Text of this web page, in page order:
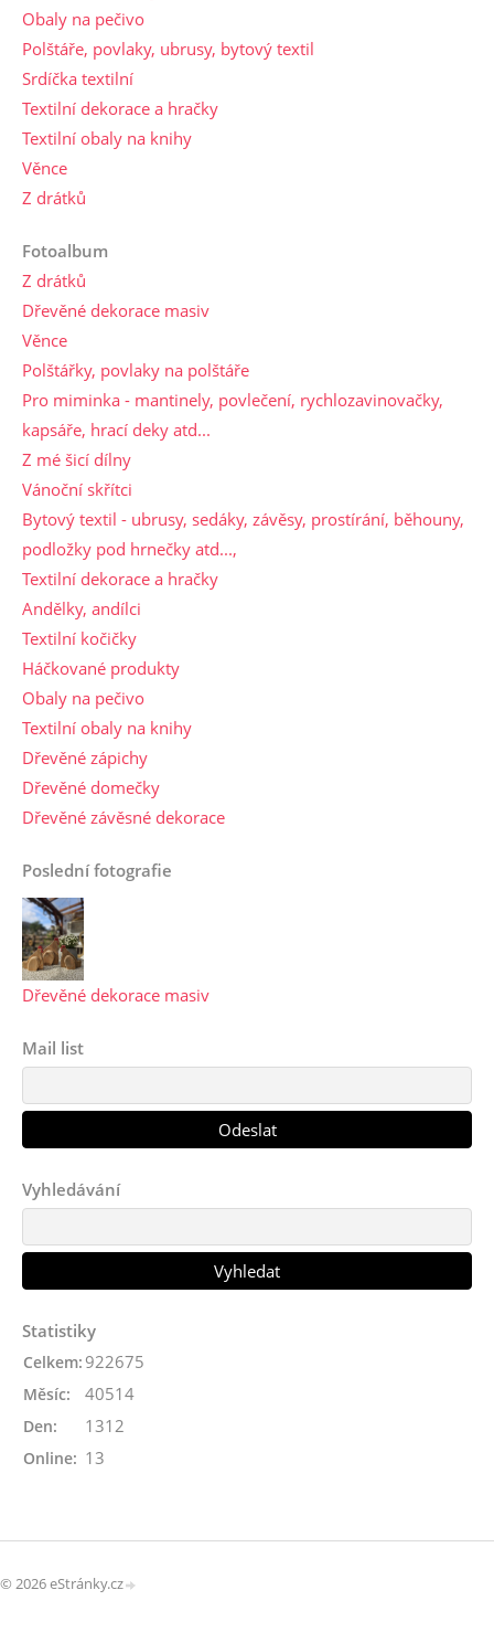
Obaly na pečivo
Polštáře, povlaky, ubrusy, bytový textil
Srdíčka textilní
Textilní dekorace a hračky
Textilní obaly na knihy
Věnce
Z drátků
Fotoalbum
Z drátků
Dřevěné dekorace masiv
Věnce
Polštářky, povlaky na polštáře
Pro miminka - mantinely, povlečení, rychlozavinovačky,
kapsáře, hrací deky atd...
Z mé šicí dílny
Vánoční skřítci
Bytový textil - ubrusy, sedáky, závěsy, prostírání, běhouny,
podložky pod hrnečky atd...,
Textilní dekorace a hračky
Andělky, andílci
Textilní kočičky
Háčkované produkty
Obaly na pečivo
Textilní obaly na knihy
Dřevěné zápichy
Dřevěné domečky
Dřevěné závěsné dekorace
Poslední fotografie
Dřevěné dekorace masiv
Mail list
Vyhledávání
Statistiky
Online: 13
Celkem: 922675
Měsíc: 40514
Den: 1312
© 2026 eStránky.cz